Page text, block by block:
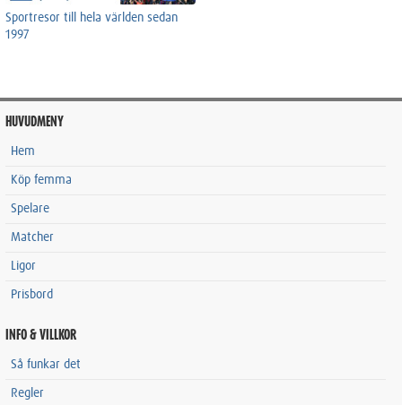
Sportresor till hela världen sedan
1997
HUVUDMENY
Hem
Köp femma
Spelare
Matcher
Ligor
Prisbord
INFO & VILLKOR
Så funkar det
Regler